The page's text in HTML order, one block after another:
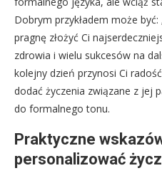
Dobrym przykładem może
pragnę złożyć Ci
zdrowia i wielu sukcesów na
kolejny dzień przynosi Ci
dodać życzenia związane z jej
do formalnego tonu.
Praktyczne
personalizować